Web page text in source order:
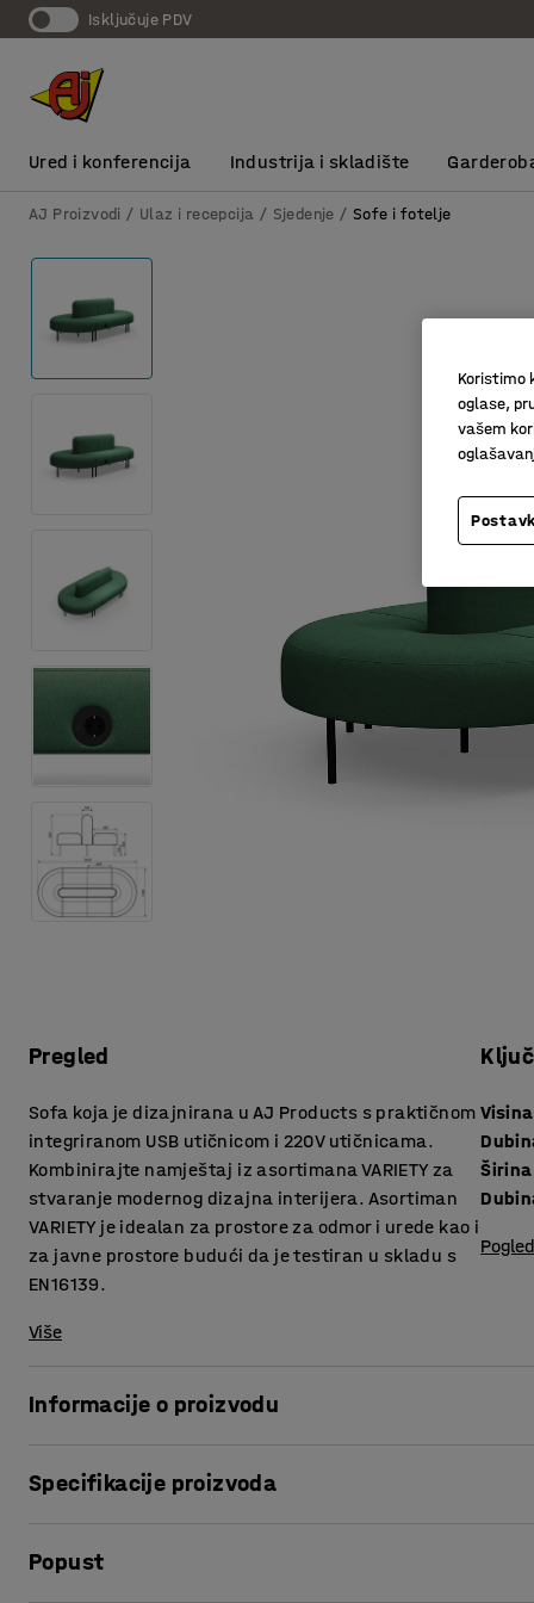
Isključuje PDV
Ured i konferencija Industrija i skladište
AJ Proizvodi Ulaz i recepcija Sjedenje Sofe i fotelje
Pregled
Sofa koja je dizajnirana u AJ Products s ​​praktičnom
integriranom USB utičnicom i 220V utičnicama.
Kombinirajte namještaj iz asortimana VARIETY za
stvaranje modernog dizajna interijera. Asortiman
VARIETY je idealan za prostore za odmor i urede kao i
za javne prostore budući da je testiran u skladu s
EN16139.
Više
Širina
Informacije o proizvodu
za javne prostore poput salona i čekaonica, te ureda i
čišćenje. Zahvaljujući opcijama punjenja, mobitele i
Specifikacije proizvoda
Dubina sjedišta
Popust
Koristimo
oglase,
vašem